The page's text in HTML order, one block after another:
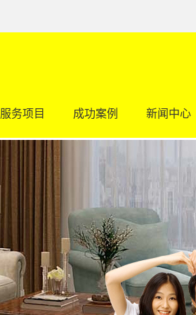
服务项目 成功案例 新闻中心